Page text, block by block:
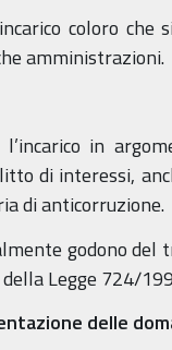
coloro
amministrazioni.
in
di interessi,
di anticorruzione.
godono
Legge 724/
delle